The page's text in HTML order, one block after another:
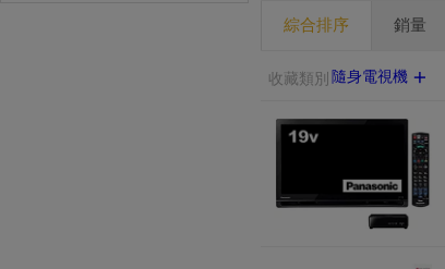
綜合排序 銷量
收藏類別 隨身電視機